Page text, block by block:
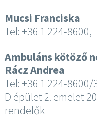
Mucsi Franciska
Tel: +36 1 224-8600,
Ambuláns kötöző
Rácz Andrea
Tel: +36 1 224-8600/
D épület 2. emelet
rendelők